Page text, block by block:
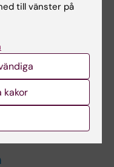
till vänster på
kakor